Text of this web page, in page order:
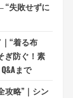
“失敗せずに
“着る布
ぎ防ぐ！素
まで
攻略”｜シン